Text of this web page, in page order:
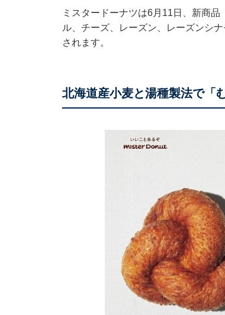
ミスタードーナツは6月11日、新商
ル、チーズ、レーズン、レーズンシ
されます。
北海道産小麦と湯種製法で「